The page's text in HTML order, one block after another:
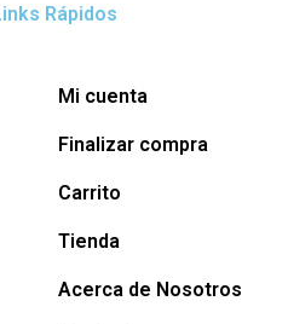
Rápidos
Mi cuenta
Finalizar compra
Carrito
Tienda
Acerca de Nosotros